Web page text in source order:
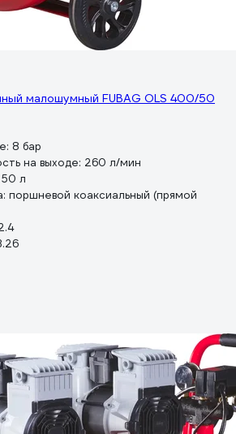
малошумный FUBAG OLS 400/50
8 бар
на выходе: 260 л/мин
50 л
поршневой коаксиальный (прямой